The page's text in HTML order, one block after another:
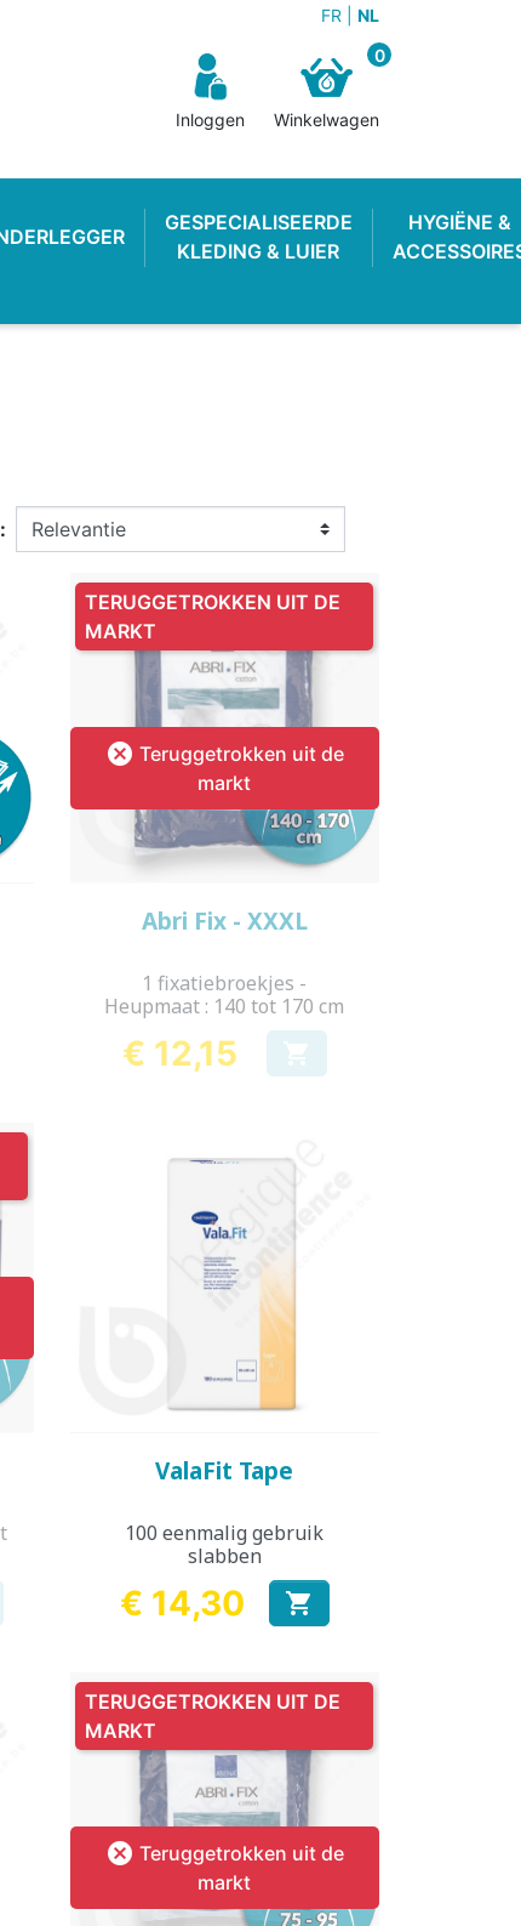
FR NL
Inloggen
0
Winkelwagen
GESPECIALISEERDE
KLEDING & LUIER
LUIER
ANTISLIPKOUS
HYGIËNE &
LUIEREMMER
OEFENBROEKJE
PLASWEKKER KINDEREN
 Teruggetrokken uit de
markt
Snel bekijken
Abri Fix - XXXL
1 fixatiebroekjes -
Heupmaat : 140 tot 170 cm
Prijs
€ 12,15 
TERUGGETROKKEN UIT DE
MARKT
Snel bekijken
ValaFit Tape
100 eenmalig gebruik
slabben
Prijs
€ 14,30 
 Teruggetrokken uit de
markt
TERUGGETROKKEN UIT DE
MARKT